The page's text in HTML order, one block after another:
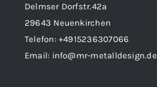
Delmser Dorfstr.42a
29643 Neuenkirchen
Telefon:+4915236307066
Email: info@mr-metalldesign.de